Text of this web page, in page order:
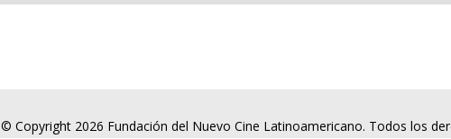
© Copyright 2026 Fundación del Nuevo Cine Latinoamericano. Todos los